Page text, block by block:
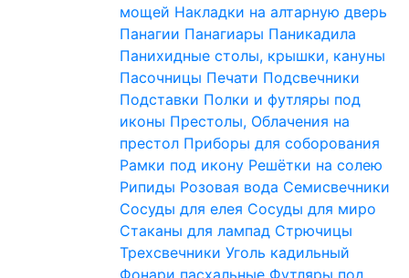
мощей Накладки на алтарную дверь
Панагии Панагиары Паникадила
Панихидные столы, крышки, кануны
Пасочницы Печати Подсвечники
Подставки Полки и футляры под
иконы Престолы, Облачения на
престол Приборы для соборования
Рамки под икону Решётки на солею
Рипиды Розовая вода Семисвечники
Сосуды для елея Сосуды для миро
Стаканы для лампад Стрючицы
Трехсвечники Уголь кадильный
Фонари пасхальные Футляры под